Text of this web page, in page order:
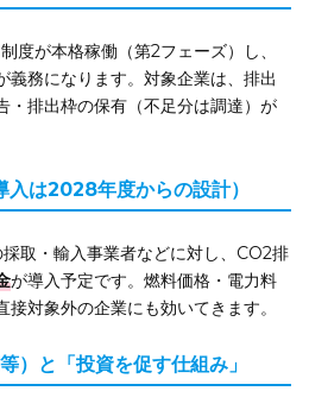
度が本格稼働（第2フェーズ）し、
義務になります。対象企業は、排出
・排出枠の保有（不足分は調達）が
は2028年度からの設計）
取・輸入事業者などに対し、CO2排
が導入予定です。燃料価格・電力料
対象外の企業にも効いてきます。
）と「投資を促す仕組み」